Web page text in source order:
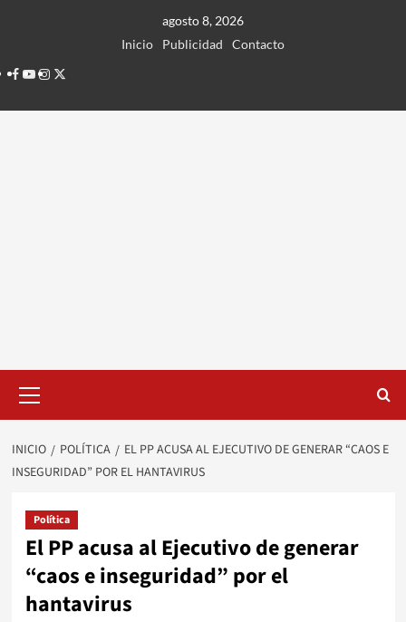
agosto 8, 2026
Inicio
Publicidad
Contacto
Facebook
Youtube
Instagram
Twitter
principal
INICIO POLÍTICA
EL PP ACUSA AL EJECUTIVO DE GENERAR “CAOS E
INSEGURIDAD” POR EL HANTAVIRUS
Política
El PP acusa al Ejecutivo de generar
“caos e inseguridad” por el
hantavirus